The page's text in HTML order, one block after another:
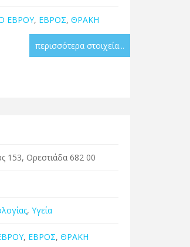
ΕΒΡΟΥ, ΕΒΡΟΣ, ΘΡΑΚΗ
περισσότερα στοιχεία...
153, Ορεστιάδα 682 00
, Υγεία
, ΕΒΡΟΣ, ΘΡΑΚΗ